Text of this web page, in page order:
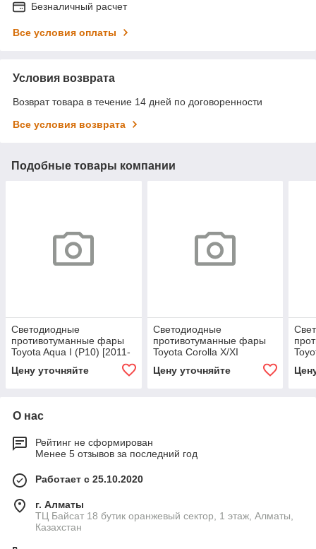
Безналичный расчет
Все условия оплаты
Условия возврата
Возврат товара в течение 14 дней по договоренности
Все условия возврата
Подобные товары компании
Светодиодные
противотуманные фары
Toyota Aqua I (P10) [2011-
Цену уточняйте
Светодиодные
противотуманные фары
Toyota Corolla X/XI
(E150/E180) [2007-2019]
Premium Spot
Цену уточняйте
О нас
Рейтинг не сформирован
Менее 5 отзывов за последний год
Работает с 25.10.2020
г. Алматы
ТЦ Байсат 18 бутик оранжевый сектор, 1 этаж, Алматы,
Казахстан